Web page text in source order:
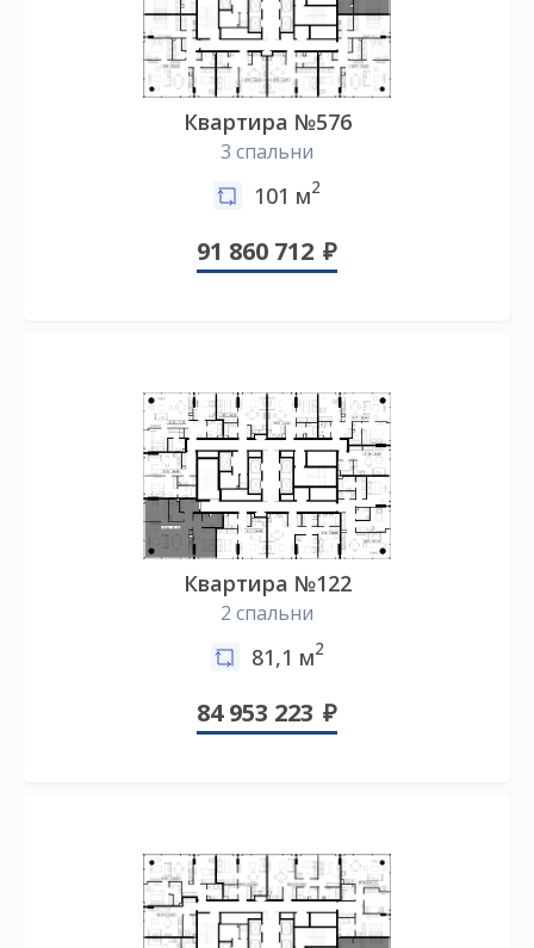
Квартира №576
3 спальни
101 м2
91 860 712
Квартира №122
2 спальни
81,1 м2
84 953 223